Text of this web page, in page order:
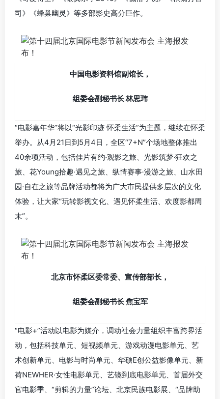
司》《蜂巢幽灵》等多部影史高分巨作。
中国电影资料馆副馆长，
组委会副秘书长 林思玮
“电影嘉年华”将以“光影印迹 怀柔生活”为主题，继续在怀柔
举办。从4月21日到5月4日，全区“7+N”个场地整体推出
40余项活动，包括佳片有约·观影之旅、光影筑梦·狂欢之
旅、花Young拾趣·遇见之旅、纵情赛事·漫游之旅、山水田
园·自在之旅等品牌活动都将为广大市民提供多层次的文化
体验，让大家“玩转影视文化、遇见怀柔生活、欢度影都周
末”。
北京市怀柔区委常委、宣传部部长，
组委会副秘书长 焦宝军
“电影+”活动以电影为媒介，调动社会力量组织丰富跨界活
动，包括科技单元、短视频单元、游戏动漫电影单元、艺
术创新单元、电影与时尚单元、华硕E创公益影像单元、新
荷NEWHER·女性电影单元、艺镜到底电影单元、首届外交
官电影季、“剪辑的力量”论坛、北京民族电影展、“品牌助